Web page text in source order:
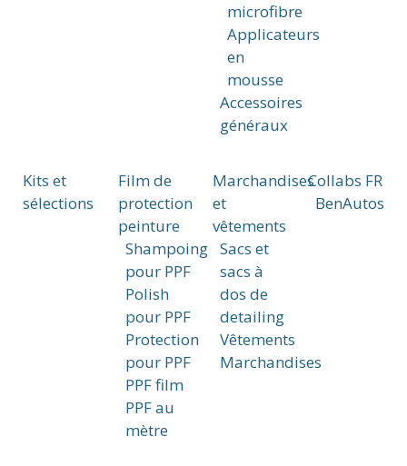
microfibre
Applicateurs
en
mousse
Accessoires
généraux
Kits et
sélections
Film de
protection
peinture
Shampoing
pour PPF
Polish
pour PPF
Protection
pour PPF
PPF film
PPF au
mètre
Marchandises
et
vêtements
Sacs et
sacs à
dos de
detailing
Vêtements
Marchandises
Collabs FR
BenAutos